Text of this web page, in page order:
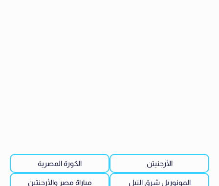
الأرجنيتن الكورة المصرية
المونوريل شرق النيل مباراة مصر والأرجنتين